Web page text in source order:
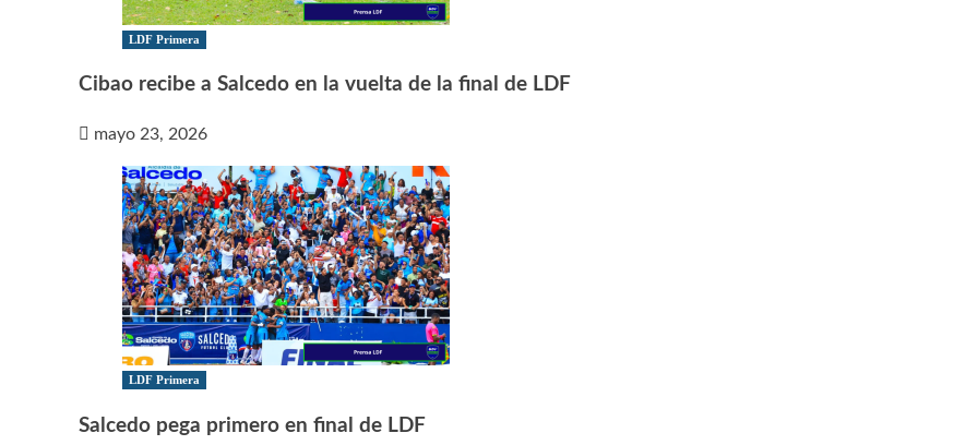
LDF Primera
Cibao recibe a Salcedo en la vuelta de la final de LDF
mayo 23, 2026
LDF Primera
Salcedo pega primero en final de LDF